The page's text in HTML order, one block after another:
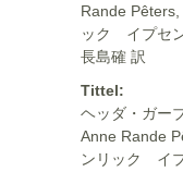
Rande
ック イプセ
長島確 訳
Tittel:
ヘッダ・ガー
Anne Rande
ンリック イ